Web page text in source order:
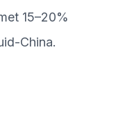
15–20%
China.